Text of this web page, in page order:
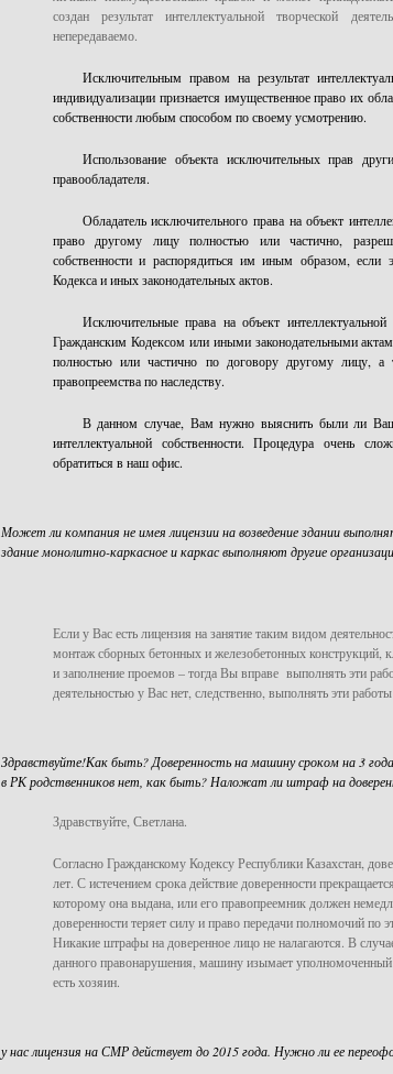
создан результат интеллектуальной творческой
непередаваемо.
Исключительным правом на результат
индивидуализации признается имущественное право их
собственности любым способом по своему усмотрению.
Использование объекта исключительных прав
правообладателя.
Обладатель исключительного права на объект
право другому лицу полностью или частично,
собственности и распорядиться им иным образом, если
Кодекса и иных законодательных актов.
Исключительные права на объект
Гражданским Кодексом или иными законодательными
полностью или частично по договору другому лицу, а
правопреемства по наследству.
В данном случае, Вам нужно выяснить были ли
интеллектуальной собственности. Процедура очень
обратиться в наш офис.
Может ли компания не имея лицензии на возведение здании
здание монолитно-каркасное и каркас выполняют другие
Если у Вас есть лицензия на занятие таким видом
монтаж сборных бетонных и железобетонных конструкций,
и заполнение проемов – тогда Вы вправе выполнять эти
деятельностью у Вас нет, следственно, выполнять эти
Здравствуйте!Как быть? Доверенность на машину сроком на 3
в РК родственников нет, как быть? Наложат ли штраф на
Здравствуйте, Светлана.
Согласно Гражданскому Кодексу Республики Казахстан,
лет. С истечением срока действие доверенности
которому она выдана, или его правопреемник должен
доверенности теряет силу и право передачи полномочий по
Никакие штрафы на доверенное лицо не налагаются. В
данного правонарушения, машину изымает уполномоченный
есть хозяин.
у нас лицензия на СМР действует до 2015 года. Нужно ли ее